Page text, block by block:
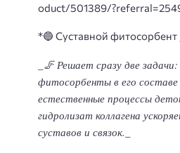
oduct/501389/
*🔵 Суставной
_🦵 Решает сразу две
фитосорбенты в его
естественные процессы
гидролизат коллагена
суставов и связок._